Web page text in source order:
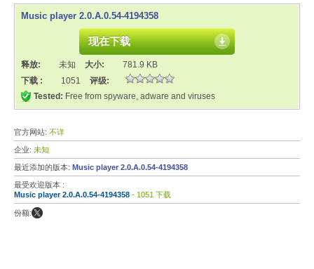
Music player 2.0.A.0.54-4194358
现在下载
释放: 未知 大小:
781.9 KB
下载 :
1051
评级:
Tested: Free from spyware, adware and viruses
官方网站: 不详
企业: 未知
最近添加的版本: Music player 2.0.A.0.54-4194358
最受欢迎版本 :
Music player 2.0.A.0.54-4194358 - 1051 下载
份额: